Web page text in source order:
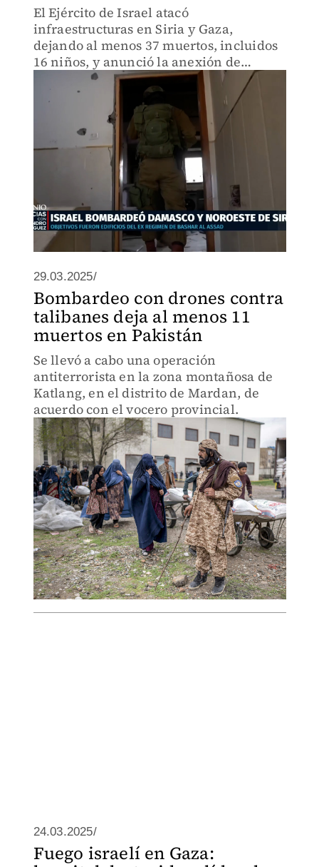
El Ejército de Israel atacó
infraestructuras en Siria y Gaza,
dejando al menos 37 muertos, incluidos
16 niños, y anunció la anexión de
territorios en el sur de Gaza a su zona de
seguridad.
29.03.2025/
Bombardeo con drones contra
talibanes deja al menos 11
muertos en Pakistán
Se llevó a cabo una operación
antiterrorista en la zona montañosa de
Katlang, en el distrito de Mardan, de
acuerdo con el vocero provincial.
24.03.2025/
Fuego israelí en Gaza: